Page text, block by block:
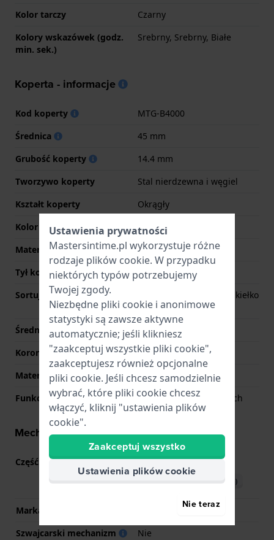
Kolor tarczy
Czarny
Kolory wskazówek (godz.
min. sek.)
Srebrny, Srebrny, Białe
Koperta - informacje
Kod koperty
MTG-B4000
Średnica
45 mm
Grubość koperty
14.4 mm
Tworzywo koperty
Stal nierdzewna i węgiel
Kształt koperty
Okrągły
Kolor koperty
Antracytowy
Materiał tyłu koperty
Stal nierdzewna
Tył koperty
Zamknięte śrubkami
Sortuj szkiełka
Pojedyncze szafirowe szkiełko
anty-refleksyjne
Średnica szkiełka
30.00
Korona
Obrotowa korona
Materiał ramki
Stal nierdzewna
Funkcja ramki
Wskaźnik stref czasowych
Mechanizm - informacje
Część mechanizmu nr 5743
Pobierz instrukcję (English)
Marka Movement
Szwajcarski mechanizm
Nie
Ustawienia prywatności
Mastersintime.pl wykorzystuje różne
rodzaje plików cookie. W przypadku
niektórych typów potrzebujemy
Twojej zgody.
Niezbędne pliki cookie i anonimowe
statystyki są zawsze aktywne
automatycznie; jeśli klikniesz
"zaakceptuj wszystkie pliki cookie",
zaakceptujesz również opcjonalne
pliki cookie. Jeśli chcesz samodzielnie
wybrać, które pliki cookie chcesz
włączyć, kliknij "ustawienia plików
cookie".
Zaakceptuj wszystko
Ustawienia plików cookie
Nie teraz